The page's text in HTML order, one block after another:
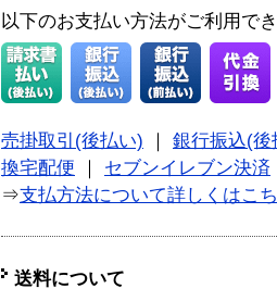
以下のお支払い方法がご利用で
売掛取引(後払い)
銀行振込(後
換宅配便
セブンイレブン決済
⇒支払方法について詳しくはこ
送料について